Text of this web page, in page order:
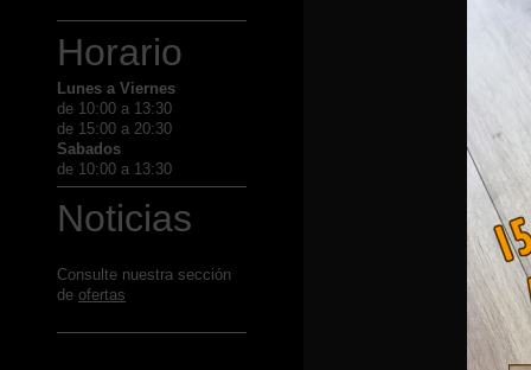
Horario
Lunes a Viernes
de 10:00 a 13:30
de 15:00 a 20:30
Sabados
de 10:00 a 13:30
Noticias
Consulte nuestra sección
de ofertas